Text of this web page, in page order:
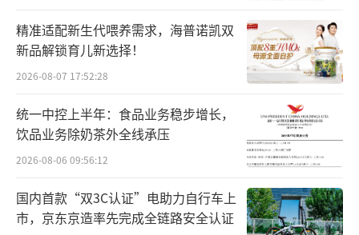
消费医疗出海，这家公司一年做到海外占比13.5%
精准适配新生代喂养需求，海普诺凯双
新品解锁育儿新选择！
2026-08-07 17:52:28
统一中控上半年：食品业务稳步增长，
饮品业务除奶茶外全线承压
2026-08-06 09:56:12
国内首款“双3C认证”电助力自行车上
市，京东京造率先完成全链路安全认证